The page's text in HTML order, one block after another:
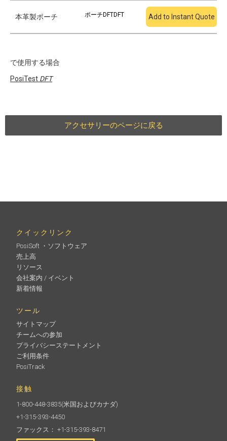
本革製ポーチ ポーチDFTDFT Add to Instant Quote
で使用する場合
PosiTest DFT
アクセサリーのページに戻る
クイックリンク
PosiSoft ・ソフトウェア
売上高
リソース
会社案内 / イベント
新着情報
ツール
サイトマップ
チームへの参加
プライバシーステートメント
ご利用条件
PosiTrack
接触
1-800-448-3835(米国およびカナダ)
+1-315-393-4450
ファックス： +1-315-393-8471